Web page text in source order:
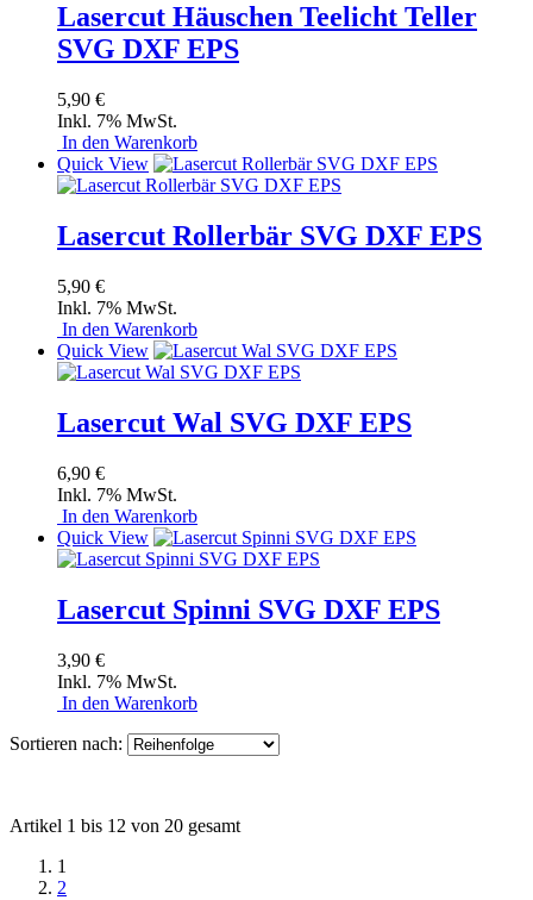
Lasercut Häuschen Teelicht Teller
SVG DXF EPS
5,90 €
Inkl. 7% MwSt.
In den Warenkorb
Quick View
Lasercut Rollerbär SVG DXF EPS
5,90 €
Inkl. 7% MwSt.
In den Warenkorb
Quick View
Lasercut Wal SVG DXF EPS
6,90 €
Inkl. 7% MwSt.
In den Warenkorb
Quick View
Lasercut Spinni SVG DXF EPS
3,90 €
Inkl. 7% MwSt.
In den Warenkorb
Sortieren nach:
Artikel 1 bis 12 von 20 gesamt
1
2